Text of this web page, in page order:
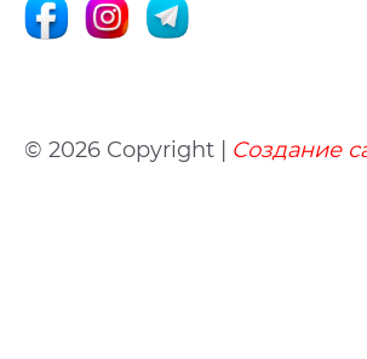
© 2026 Copyright | Создание